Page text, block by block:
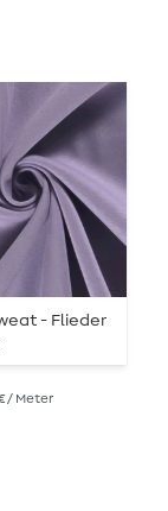
- Flieder
€ / Meter